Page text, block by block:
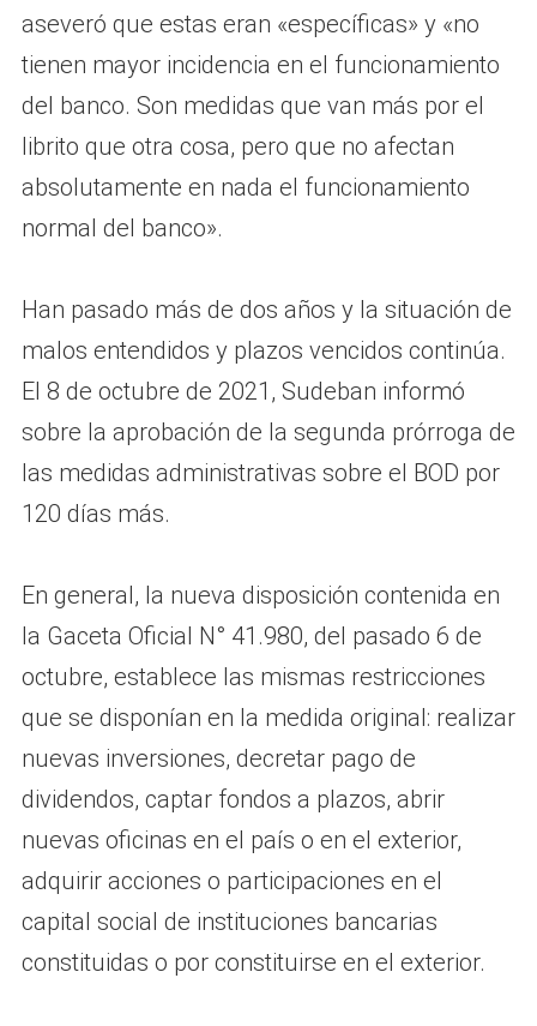
aseveró que estas eran «específicas» y «no
tienen mayor incidencia en el funcionamiento
del banco. Son medidas que van más por el
librito que otra cosa, pero que no afectan
absolutamente en nada el funcionamiento
normal del banco».
Han pasado más de dos años y la situación de
malos entendidos y plazos vencidos continúa.
El 8 de octubre de 2021, Sudeban informó
sobre la aprobación de la segunda prórroga de
las medidas administrativas sobre el BOD por
120 días más.
En general, la nueva disposición contenida en
la Gaceta Oficial N° 41.980, del pasado 6 de
octubre, establece las mismas restricciones
que se disponían en la medida original: realizar
nuevas inversiones, decretar pago de
dividendos, captar fondos a plazos, abrir
nuevas oficinas en el país o en el exterior,
adquirir acciones o participaciones en el
capital social de instituciones bancarias
constituidas o por constituirse en el exterior.